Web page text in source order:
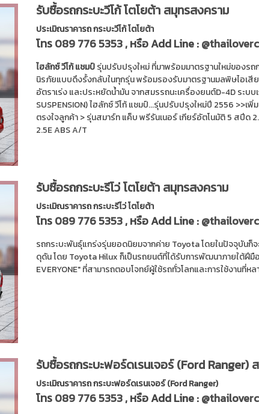
รับซื้อรถกระบะวีโก้ โตโยต้า สมุทรสงคราม
ประเมิณราคารถ กระบะวีโก้ โตโยต้า
โทร089 776 5353, หรือ Add Line :
ไฮลักซ์ วีโก้ แชมป์รุ่นปรับปรุงใหม่ ที่มาพร้อมมาตรฐานใหม่ของร
นิรภัยแบบดึงรั้งกลับในทุกรุ่น พร้อมรองรับมาตรฐานมลพิษไอเสี
อัตราเร่ง และประหยัดน้ำมัน จากสมรรถนะเครื่องยนต์D-4D ระบ
SUSPENSION) ไฮลักซ์ วีโก้ แชมป์...รุ่นปรับปรุงใหม่ปี 2556 >>เ
ตรงใจลูกค้า > รุ่นสมาร์ท แค็บ พรีรันเนอร์ เกียร์อัตโนมัติ 5 สปีด
2.5E ABS A/T
รับซื้อรถกระบะรีโว่ โตโยต้า สมุทรสงคราม
ประเมิณราคารถ กระบะรีโว่ โตโยต้า
โทร089 776 5353, หรือ Add Line :
รถกระบะพันธุ์แกร่งรุ่นยอดนิยมจากค่าย Toyota โดยในปัจจุบัน
ดุดัน โดย Toyota Hilux ก็เป็นรถยนต์ที่ได้รับการพัฒนาภายใต้ฝีมื
EVERYONE" ที่สามารถตอบโจทย์ผู้ใช้รถทั่วโลกและการใช้งาน
รับซื้อรถกระบะฟอร์ดเรนเจอร์ (Ford Ranger)
ประเมิณราคารถ กระบะฟอร์ดเรนเจอร์ (Ford Ranger)
โทร089 776 5353, หรือ Add Line :